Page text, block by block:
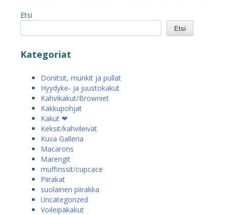
Etsi
Etsi
Kategoriat
Donitsit, munkit ja pullat
Hyydyke- ja juustokakut
Kahvikakut/Browniet
Kakkupohjat
Kakut ❤
Keksit/kahvileivät
Kuva Galleria
Macarons
Marengit
muffinssit/cupcace
Piirakat
suolainen piirakka
Uncategorized
Voileipäkakut